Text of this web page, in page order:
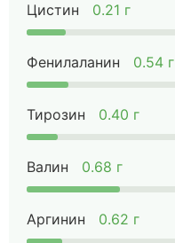
Цистин 0.21 г
Фенилаланин 0.54 г
Тирозин 0.40 г
Валин 0.68 г
Аргинин 0.62 г